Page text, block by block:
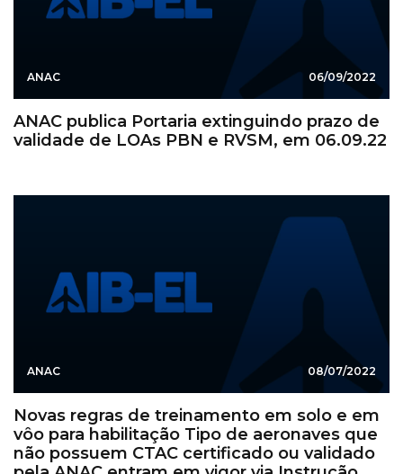
ANAC 06/09/2022
ANAC publica Portaria extinguindo prazo de
validade de LOAs PBN e RVSM, em 06.09.22
ANAC 08/07/2022
Novas regras de treinamento em solo e em
vôo para habilitação Tipo de aeronaves que
não possuem CTAC certificado ou validado